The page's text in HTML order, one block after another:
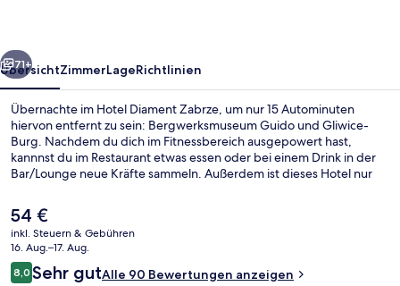
Weiter
71+
ÜbersichtZimmerLageRichtlinien
Übernachte im Hotel Diament Zabrze, um nur 15 Autominuten
hiervon entfernt zu sein: Bergwerksmuseum Guido und Gliwice-
Burg. Nachdem du dich im Fitnessbereich ausgepowert hast,
kannnst du im Restaurant etwas essen oder bei einem Drink in der
Bar/Lounge neue Kräfte sammeln. Außerdem ist dieses Hotel nur
Der
aktuelle
Preis
beträgt
54 €.
54 €
inkl. Steuern & Gebühren
16. Aug.–17. Aug.
Bewertungen
8,08,0 von 10.
Sehr gutAlle 90 Bewertungen anzeigen